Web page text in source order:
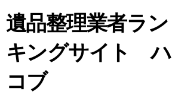
ン
テ
ツ
遺品整理業者ラン
キングサイト ハ
コブ